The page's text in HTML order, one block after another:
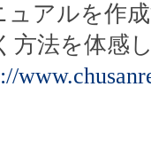
ュアルを作
方法を体感